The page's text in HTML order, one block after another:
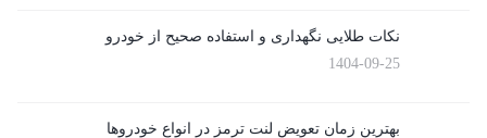
نکات طلایی نگهداری و استفاده صحیح از خودرو
1404-09-25
بهترین زمان تعویض لنت ترمز در انواع خودروها